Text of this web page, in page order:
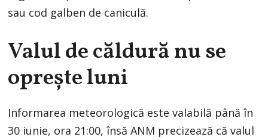
sau cod galben de caniculă.
Valul de căldură nu se
oprește luni
Informarea meteorologică este valabilă până în
30 iunie, ora 21:00, însă ANM precizează că valul